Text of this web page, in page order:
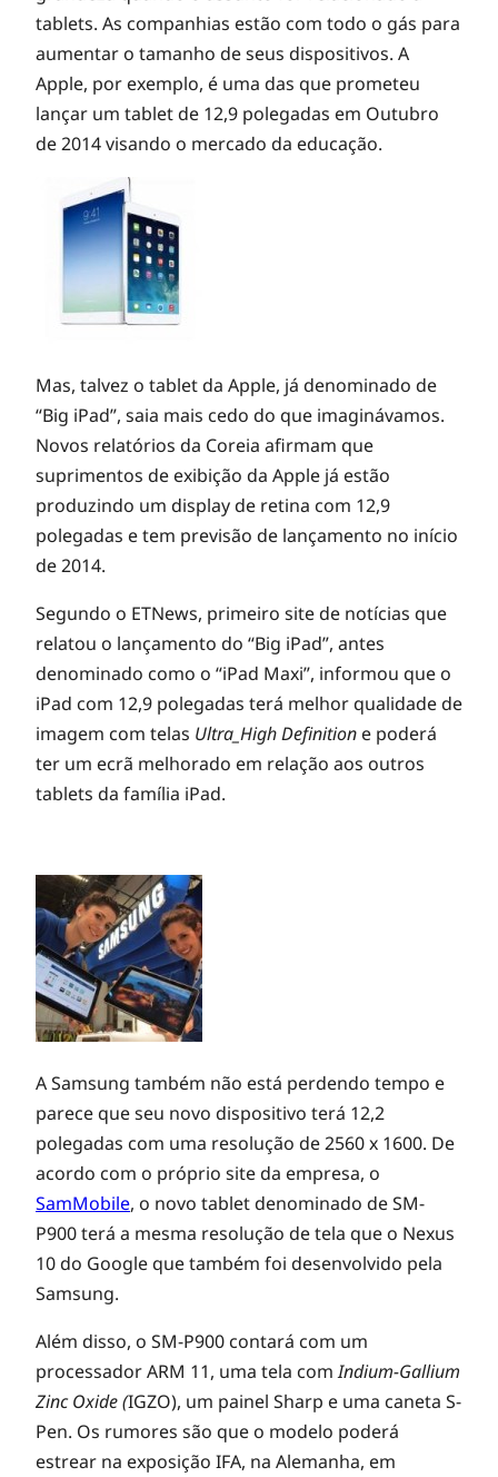
q
u
v
e
n
h
a
m
o
s
n
v
o
s
t
a
b
l
e
t
tablets. As companhias estão com todo o gás para
aumentar o tamanho de seus dispositivos. A
Apple, por exemplo, é uma das que prometeu
lançar um tablet de 12,9 polegadas em Outubro
de 2014 visando o mercado da educação.
Mas, talvez o tablet da Apple, já denominado de
“Big iPad”, saia mais cedo do que imaginávamos.
Novos relatórios da Coreia afirmam que
suprimentos de exibição da Apple já estão
produzindo um display de retina com 12,9
polegadas e tem previsão de lançamento no início
de 2014.
Segundo o ETNews, primeiro site de notícias que
relatou o lançamento do “Big iPad”, antes
denominado como o “iPad Maxi”, informou que o
iPad com 12,9 polegadas terá melhor qualidade de
imagem com telas Ultra_High Definition e poderá
ter um ecrã melhorado em relação aos outros
tablets da família iPad.
A Samsung também não está perdendo tempo e
parece que seu novo dispositivo terá 12,2
polegadas com uma resolução de 2560 x 1600. De
acordo com o próprio site da empresa, o
SamMobile, o novo tablet denominado de SM-
P900 terá a mesma resolução de tela que o Nexus
10 do Google que também foi desenvolvido pela
Samsung.
Além disso, o SM-P900 contará com um
processador ARM 11, uma tela comIndium-Gallium
Zinc Oxide (IGZO), um painel Sharp e uma caneta S-
Pen. Os rumores são que o modelo poderá
estrear na exposição IFA, na Alemanha, em